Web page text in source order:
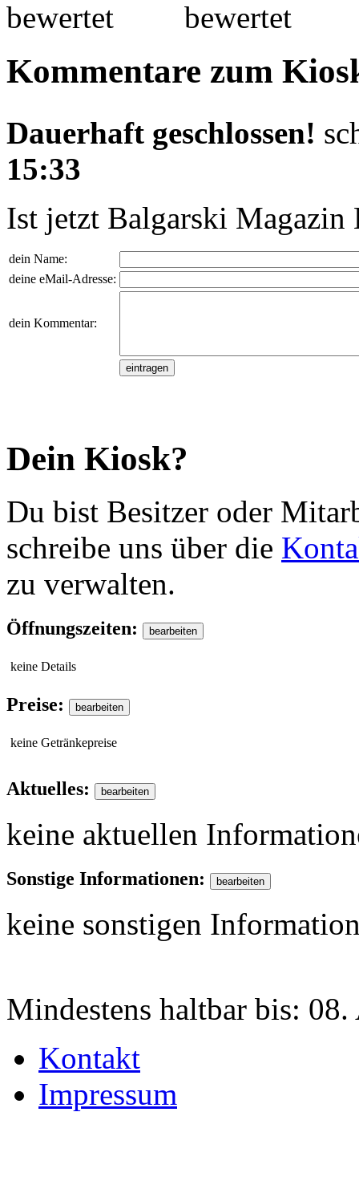
Kommentare zum
Dauerhaft geschlossen!
15:33
Ist jetzt Balgarski Magazin
dein Name:
deine eMail-Adresse:
dein Kommentar:
Dein Kiosk?
Du bist Besitzer oder
schreibe uns über die
zu verwalten.
Öffnungszeiten:
keine Details
Preise:
keine Getränkepreise
Aktuelles:
keine aktuellen
Sonstige Informationen:
keine sonstigen
Mindestens haltbar bis: 08.
Kontakt
Impressum